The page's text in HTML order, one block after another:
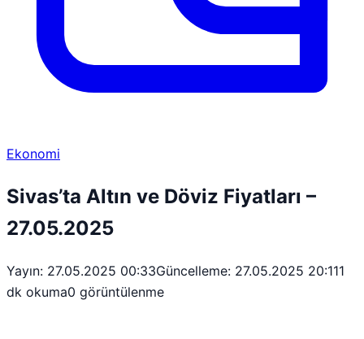
Ekonomi
Sivas’ta Altın ve Döviz Fiyatları –
27.05.2025
Yayın: 27.05.2025 00:33Güncelleme: 27.05.2025 20:111
dk okuma0 görüntülenme